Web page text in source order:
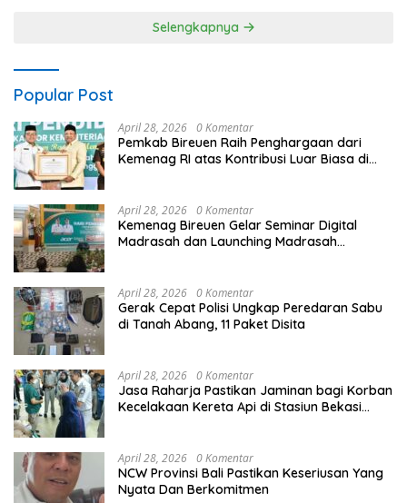
Selengkapnya
Popular Post
April 28, 2026 0 Komentar
Pemkab Bireuen Raih Penghargaan dari
Kemenag RI atas Kontribusi Luar Biasa di
April 28, 2026 0 Komentar
Kemenag Bireuen Gelar Seminar Digital
Madrasah dan Launching Madrasah
April 28, 2026 0 Komentar
Gerak Cepat Polisi Ungkap Peredaran Sabu
di Tanah Abang, 11 Paket Disita
April 28, 2026 0 Komentar
Jasa Raharja Pastikan Jaminan bagi Korban
Kecelakaan Kereta Api di Stasiun Bekasi
April 28, 2026 0 Komentar
NCW Provinsi Bali Pastikan Keseriusan Yang
Nyata Dan Berkomitmen